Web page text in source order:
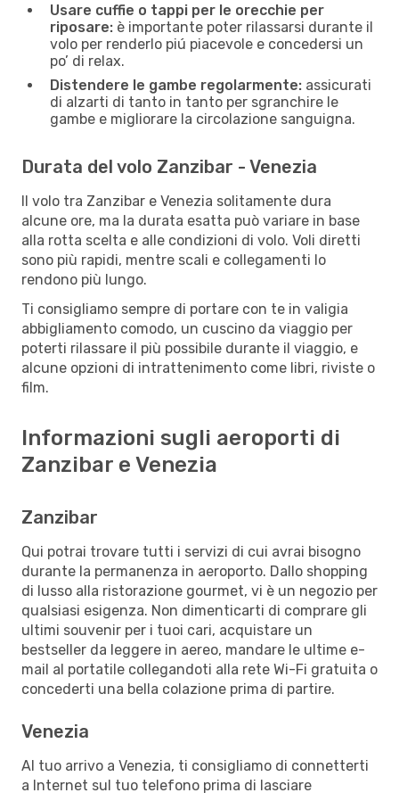
Usare cuffie o tappi per le orecchie per
riposare: è importante poter rilassarsi durante il
volo per renderlo piú piacevole e concedersi un
po’ di relax.
Distendere le gambe regolarmente: assicurati
di alzarti di tanto in tanto per sgranchire le
gambe e migliorare la circolazione sanguigna.
Durata del volo Zanzibar - Venezia
Il volo tra Zanzibar e Venezia solitamente dura
alcune ore, ma la durata esatta può variare in base
alla rotta scelta e alle condizioni di volo. Voli diretti
sono più rapidi, mentre scali e collegamenti lo
rendono più lungo.
Ti consigliamo sempre di portare con te in valigia
abbigliamento comodo, un cuscino da viaggio per
poterti rilassare il più possibile durante il viaggio, e
alcune opzioni di intrattenimento come libri, riviste o
film.
Informazioni sugli aeroporti di
Zanzibar e Venezia
Zanzibar
Qui potrai trovare tutti i servizi di cui avrai bisogno
durante la permanenza in aeroporto. Dallo shopping
di lusso alla ristorazione gourmet, vi è un negozio per
qualsiasi esigenza. Non dimenticarti di comprare gli
ultimi souvenir per i tuoi cari, acquistare un
bestseller da leggere in aereo, mandare le ultime e-
mail al portatile collegandoti alla rete Wi-Fi gratuita o
concederti una bella colazione prima di partire.
Venezia
Al tuo arrivo a Venezia, ti consigliamo di connetterti
a Internet sul tuo telefono prima di lasciare